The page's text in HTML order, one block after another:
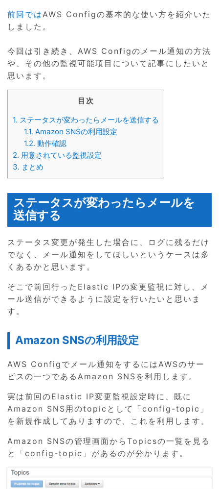
前回ではAWS Configの基本的な使い方を紹介いた
しました。
今回は引き続き、AWS Configのメール通知の方法
や、その他の監視可能項目について記事にしたいと
思います。
目次
1. ステータスが変わったらメールを送信する
1.1. Amazon SNSの利用設定
1.2. 動作確認
2. 用意されている監視設定
3. まとめ
ステータスが変わったらメールを
送信する
ステータス変更が発生した場合に、ログに残るだけ
でなく、メール通知をしてほしいというケースは多
くあるかと思います。
そこで前回行ったElastic IPの変更監視に対し、メ
ール送信ができるように設定を行いたいと思いま
す。
Amazon SNSの利用設定
AWS Configでメール通知をするにはAWSのサー
ビスの一つであるAmazon SNSを利用します。
実は前回のElastic IP変更監視設定時に、既に
Amazon SNS用のtopicとして「config-topic」
を新規作成してありますので、これを利用します。
Amazon SNSの管理画面からTopicsの一覧を見る
と「config-topic」があるのが分かります。